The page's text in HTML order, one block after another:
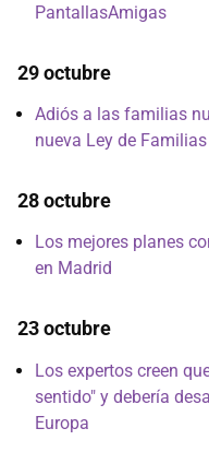
PantallasAmigas
29 octubre
Adiós a las familias
nueva Ley de
28 octubre
Los mejores planes
en Madrid
23 octubre
Los expertos creen
sentido" y debería
Europa